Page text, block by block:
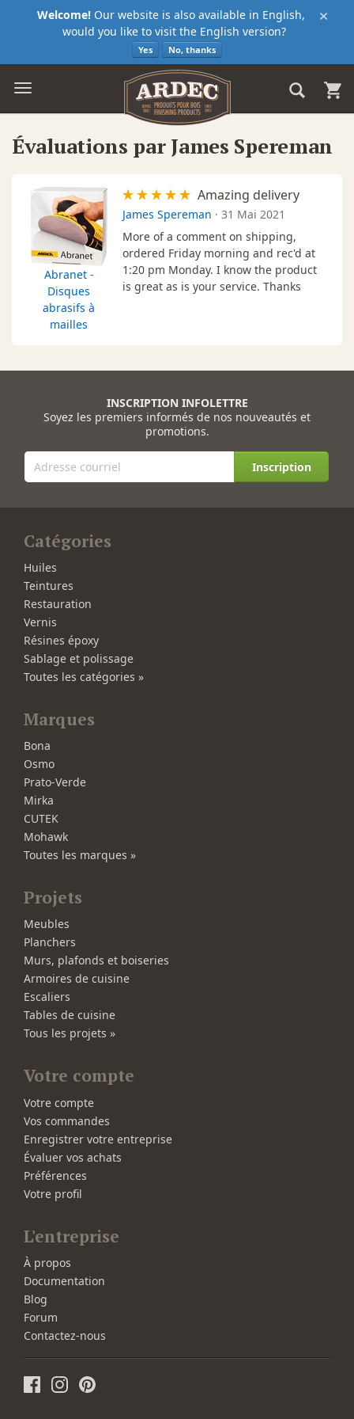
×
Welcome! Our website is also available in English,
would you like to visit the English version?
Yes No, thanks
Évaluations par James Spereman
Abranet -
Disques
abrasifs à
mailles
Amazing delivery
James Spereman · 31 Mai 2021
More of a comment on shipping,
ordered Friday morning and rec'd at
1:20 pm Monday. I know the product
is great as is your service. Thanks
INSCRIPTION INFOLETTRE
Soyez les premiers informés de nos nouveautés et
promotions.
Inscription
Catégories
Huiles
Teintures
Restauration
Vernis
Résines époxy
Sablage et polissage
Toutes les catégories »
Marques
Bona
Osmo
Prato-Verde
Mirka
CUTEK
Mohawk
Toutes les marques »
Projets
Meubles
Planchers
Murs, plafonds et boiseries
Armoires de cuisine
Escaliers
Tables de cuisine
Tous les projets »
Votre compte
Votre compte
Vos commandes
Enregistrer votre entreprise
Évaluer vos achats
Préférences
Votre profil
L'entreprise
À propos
Documentation
Blog
Forum
Contactez-nous